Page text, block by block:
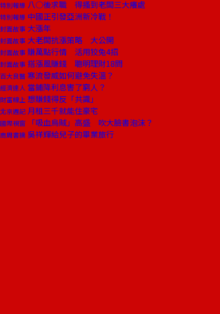
特別報導 八○後求職 得搔到老闆三大癢處
特別報導 中國正引發亞洲新冷戰！
封面故事 大漲年
封面故事 大老闆抗漲策略 大公開
封面故事 賺萬點行情 活用狡兔4招
封面故事 搭漲風賺錢 聰明理財18問
百大良醫 寒流發威如何避免失溫？
經濟達人 當鋪降利息害了窮人？
財富線上 想賺錢得反「共識」
北京週記 月租三千就能住豪宅
國際視窗 「吸血烏賊」高盛 吹大臉書泡沫？
商周書摘 吳祥輝給兒子的畢業旅行